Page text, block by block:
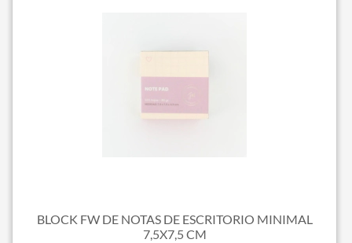
BLOCK FW DE NOTAS DE ESCRITORIO MINIMAL
7,5X7,5 CM